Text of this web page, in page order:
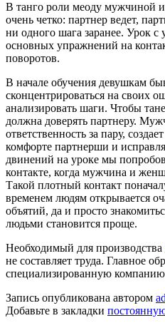
В танго роли меоду мужчиной
очень четко: партнер ведет,
ни одного шага заранее. Урок с
основных упражнений на
поворотов.
В начале обучения девушкам
сконцентрироваться на своих
анализировать шаги. Чтобы
должна доверять партнеру.
ответственность за пару,
комфорте партнерши и
двинений на уроке мы
контакте, когда мужчина и
Такой плотный контакт
временем людям открывается
объятий, да и просто
людьми становится проще.
Необходимый для производства
не составляет труда. Главное
специализированную
Запись опубликована автором
Добавьте в закладки